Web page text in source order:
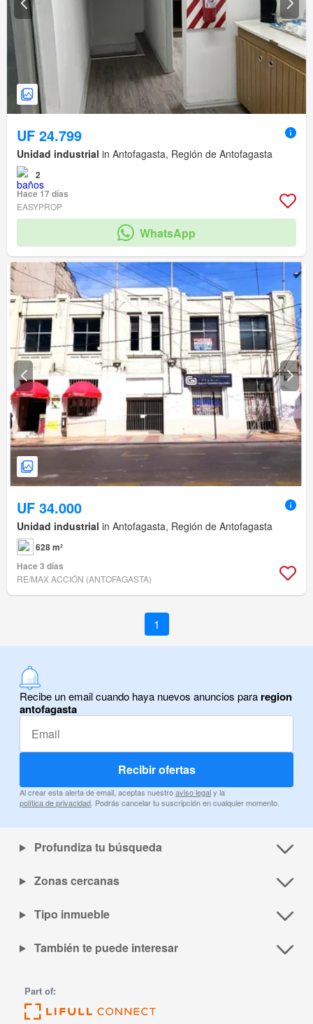
UF 24.799
Unidad industrial in Antofagasta, Región de Antofagasta
2
Hace 17 días
EASYPROP
WhatsApp
UF 34.000
Unidad industrial in Antofagasta, Región de Antofagasta
628 m²
Hace 3 días
RE/MAX ACCIÓN (ANTOFAGASTA)
1
Recibe un email cuando haya nuevos anuncios para region
antofagasta
Recibir ofertas
Al crear esta alerta de email, aceptas nuestroaviso legaly la
política de privacidad. Podrás cancelar tu suscripción en cualquier momento.
Profundiza tu búsqueda
Zonas cercanas
Tipo inmueble
También te puede interesar
Part of: